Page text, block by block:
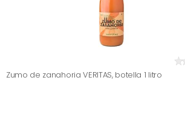
Zumo de zanahoria VERITAS, botella 1 litro